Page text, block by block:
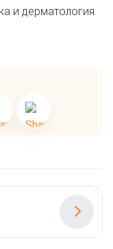
и дерматология.